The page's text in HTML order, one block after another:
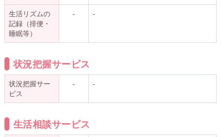
生活リズムの
記録（排便・
睡眠等）
- -
状況把握サービス
状況把握サー
ビス
- -
生活相談サービス